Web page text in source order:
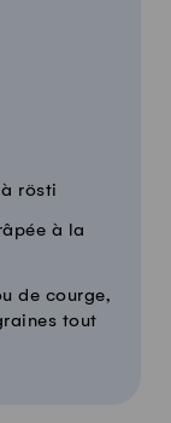
rösti
à la
de courge,
tout